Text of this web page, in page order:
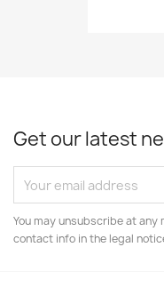
Get our latest
You may unsubscribe at
contact info in the legal